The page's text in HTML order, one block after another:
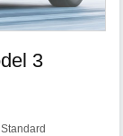
3
Standard